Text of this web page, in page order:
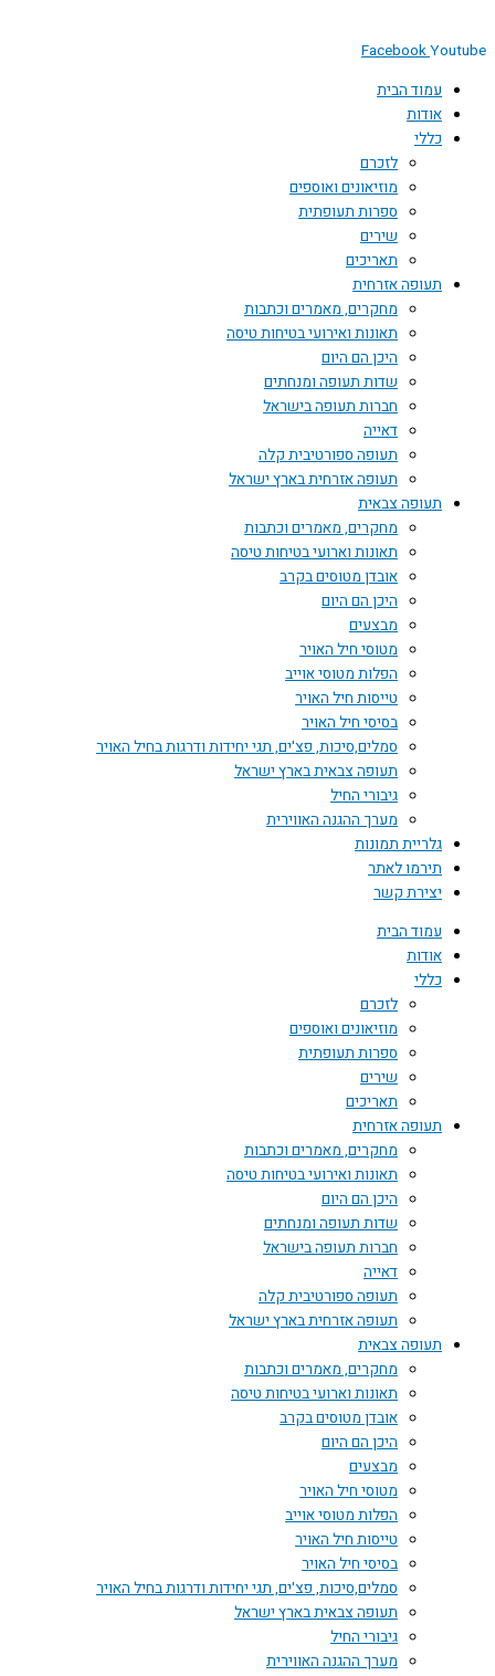
Facebook
עמוד הבית
אודות
כללי
לזכרם
מוזיאונים ואוספים
ספרות תעופתית
שירים
תאריכים
תעופה אזרחית
מחקרים, מאמרים וכתבות
תאונות ואירועי בטיחות טיסה
היכן הם היום
שדות תעופה ומנחתים
חברות תעופה בישראל
דאייה
תעופה ספורטיבית קלה
תעופה אזרחית בארץ ישראל
תעופה צבאית
מחקרים, מאמרים וכתבות
תאונות וארועי בטיחות טיסה
אובדן מטוסים בקרב
היכן הם היום
מבצעים
מטוסי חיל האויר
הפלות מטוסי אוייב
טייסות חיל האויר
בסיסי חיל האויר
סמלים,סיכות, פצ'ים, תגי יחידות ודרגות בחיל האויר
תעופה צבאית בארץ ישראל
גיבורי החיל
מערך ההגנה האווירית
גלריית תמונות
תירמו לאתר
יצירת קשר
עמוד הבית
אודות
כללי
לזכרם
מוזיאונים ואוספים
ספרות תעופתית
שירים
תאריכים
תעופה אזרחית
מחקרים, מאמרים וכתבות
תאונות ואירועי בטיחות טיסה
היכן הם היום
שדות תעופה ומנחתים
חברות תעופה בישראל
דאייה
תעופה ספורטיבית קלה
תעופה אזרחית בארץ ישראל
תעופה צבאית
מחקרים, מאמרים וכתבות
תאונות וארועי בטיחות טיסה
אובדן מטוסים בקרב
היכן הם היום
מבצעים
מטוסי חיל האויר
הפלות מטוסי אוייב
טייסות חיל האויר
בסיסי חיל האויר
סמלים,סיכות, פצ'ים, תגי יחידות ודרגות בחיל האויר
תעופה צבאית בארץ ישראל
גיבורי החיל
מערך ההגנה האווירית